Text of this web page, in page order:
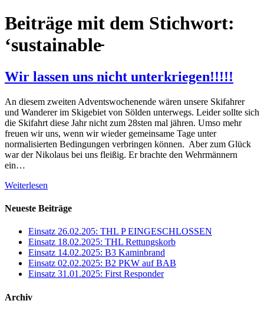
Beiträge mit dem Stichwort:
‘sustainable̵
Wir lassen uns nicht unterkriegen!!!!!
An diesem zweiten Adventswochenende wären unsere Skifahrer
und Wanderer im Skigebiet von Sölden unterwegs. Leider sollte sich
die Skifahrt diese Jahr nicht zum 28sten mal jähren. Umso mehr
freuen wir uns, wenn wir wieder gemeinsame Tage unter
normalisierten Bedingungen verbringen können. Aber zum Glück
war der Nikolaus bei uns fleißig. Er brachte den Wehrmännern
ein…
Weiterlesen
Neueste Beiträge
Einsatz 26.02.205: THL P EINGESCHLOSSEN
Einsatz 18.02.2025: THL Rettungskorb
Einsatz 14.02.2025: B3 Kaminbrand
Einsatz 02.02.2025: B2 PKW auf BAB
Einsatz 31.01.2025: First Responder
Archiv